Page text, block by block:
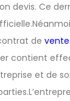
devis. Ce
de vente
contient
et de